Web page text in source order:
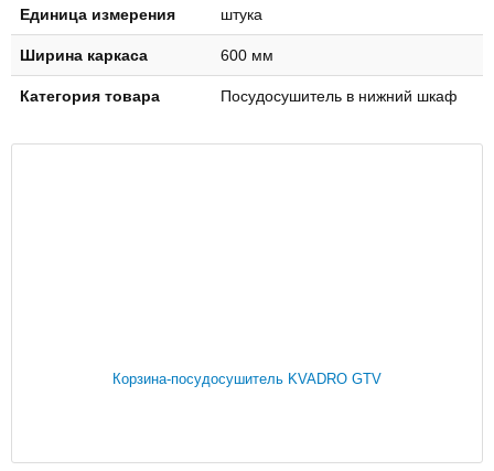
Единица измерения штука
Ширина каркаса 600 мм
Категория товара Посудосушитель в нижний шкаф
Корзина-посудосушитель KVADRO GTV